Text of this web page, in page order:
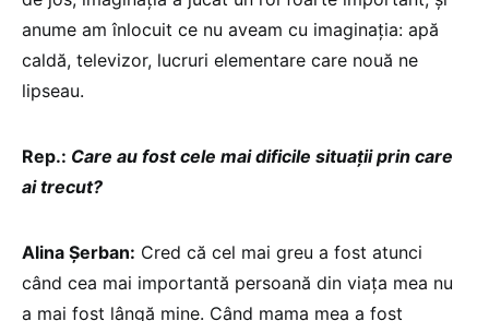
anume am înlocuit ce nu aveam cu imaginația: apă
caldă, televizor, lucruri elementare care nouă ne
lipseau.
Rep.: Care au fost cele mai dificile situații prin care
ai trecut?
Alina Șerban: Cred că cel mai greu a fost atunci
când cea mai importantă persoană din viața mea nu
a mai fost lângă mine. Când mama mea a fost